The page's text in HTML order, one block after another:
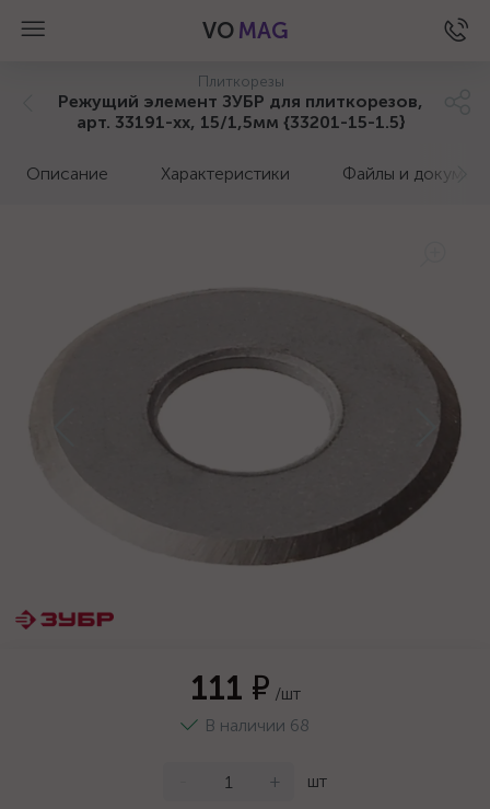
VO MAG
Плиткорезы
Режущий элемент ЗУБР для плиткорезов,
арт. 33191-хх, 15/1,5мм {33201-15-1.5}
Описание Характеристики Файлы и
111 ₽ /шт
В наличии 68
+ шт